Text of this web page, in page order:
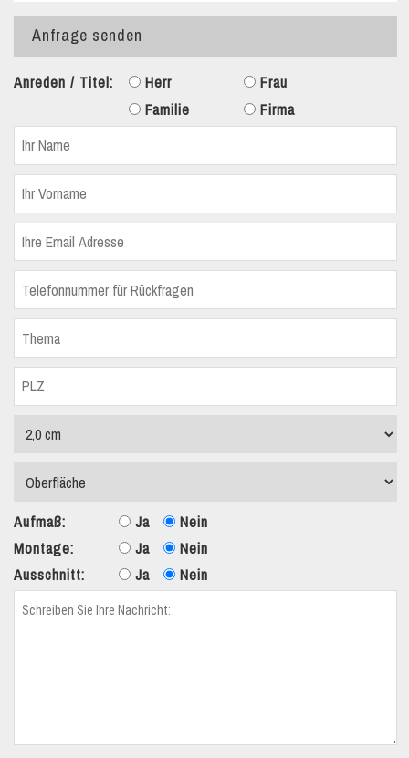
Anfrage senden
Anreden / Titel: Herr
Frau
Familie
Firma
Aufmaß: Ja
Nein
Montage:
Ja
Nein
Ausschnitt:
Ja Nein